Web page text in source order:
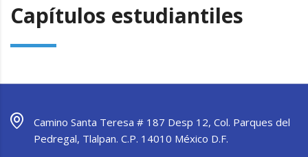
Capítulos estudiantiles
Camino Santa Teresa # 187 Desp 12, Col. Parques del
Pedregal, Tlalpan. C.P. 14010 México D.F.